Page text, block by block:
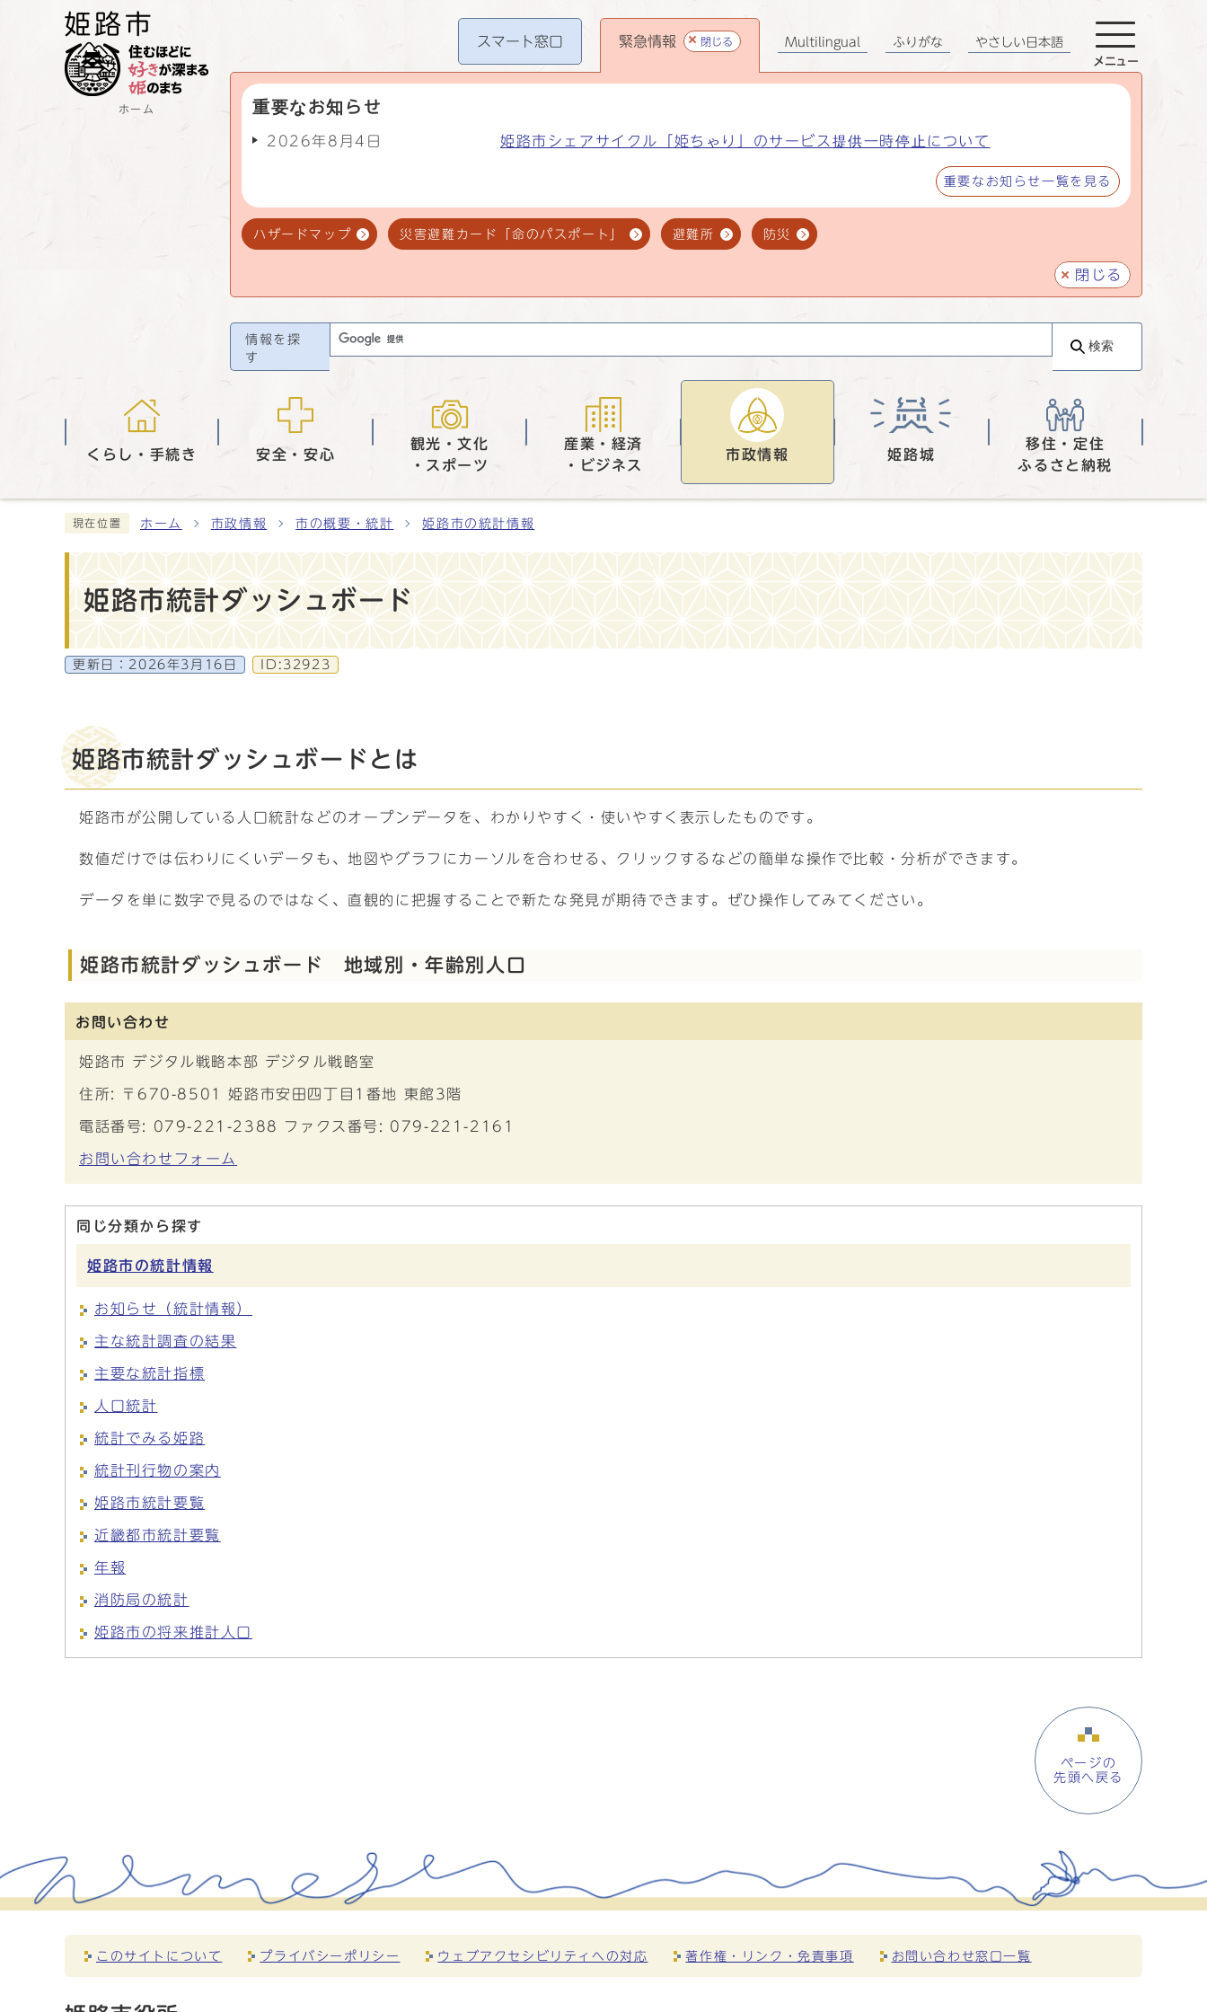
ホーム
スマート窓口 緊急情報 閉じる
重要なお知らせ
2026年8月4日 姫路市シェアサイクル「姫ちゃり」のサービス提供一時停止について
重要なお知らせ一覧を見る
ハザードマップ 災害避難カード「命のパスポート」 避難所 防災
閉じる
Multilingual ふりがな やさしい日本語
メニュー
情報を探
す
検索
くらし・手続き 安全・安心
観光・文化
・スポーツ
産業・経済
・ビジネス
市政情報 姫路城
移住・定住
ふるさと納税
現在位置 ホーム 市政情報 市の概要・統計 姫路市の統計情報
姫路市統計ダッシュボード
更新日： 2026年3月16日 ID:32923
姫路市統計ダッシュボードとは
姫路市が公開している人口統計などのオープンデータを、わかりやすく・使いやすく表示したものです。
数値だけでは伝わりにくいデータも、地図やグラフにカーソルを合わせる、クリックするなどの簡単な操作で比較・分析ができます。
データを単に数字で見るのではなく、直観的に把握することで新たな発見が期待できます。ぜひ操作してみてください。
姫路市統計ダッシュボード 地域別・年齢別人口
お問い合わせ
姫路市 デジタル戦略本部 デジタル戦略室
住所: 〒670-8501 姫路市安田四丁目1番地 東館3階
電話番号: 079-221-2388 ファクス番号: 079-221-2161
お問い合わせフォーム
同じ分類から探す
姫路市の統計情報
お知らせ（統計情報）
主な統計調査の結果
主要な統計指標
人口統計
統計でみる姫路
統計刊行物の案内
姫路市統計要覧
近畿都市統計要覧
年報
消防局の統計
姫路市の将来推計人口
ページの
先頭へ戻る
このサイトについて プライバシーポリシー ウェブアクセシビリティへの対応 著作権・リンク・免責事項 お問い合わせ窓口一覧